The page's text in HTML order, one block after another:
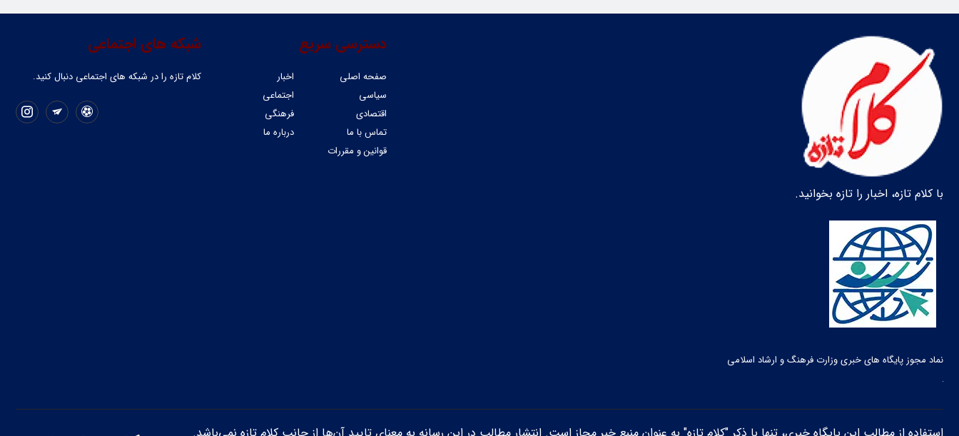
با کلام تازه، اخبار را تازه بخوانید.
نماد مجوز پایگاه های خبری وزارت فرهنگ و ارشاد اسلامی
شبکه های اجتماعی
کلام تازه را در شبکه ‌های اجتماعی دنبال کنید.
دسترسی سریع
صفحه اصلی
اخبار
سیاسی
اجتماعی
اقتصادی
فرهنگی
تماس با ما
درباره ما
قوانین و مقررات